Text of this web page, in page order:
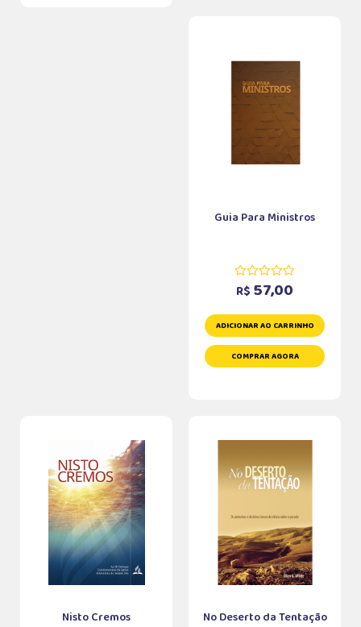
Guia Para Ministros
R$ 57,00
ADICIONAR AO CARRINHO
COMPRAR AGORA
Nisto Cremos No Deserto da Tentação